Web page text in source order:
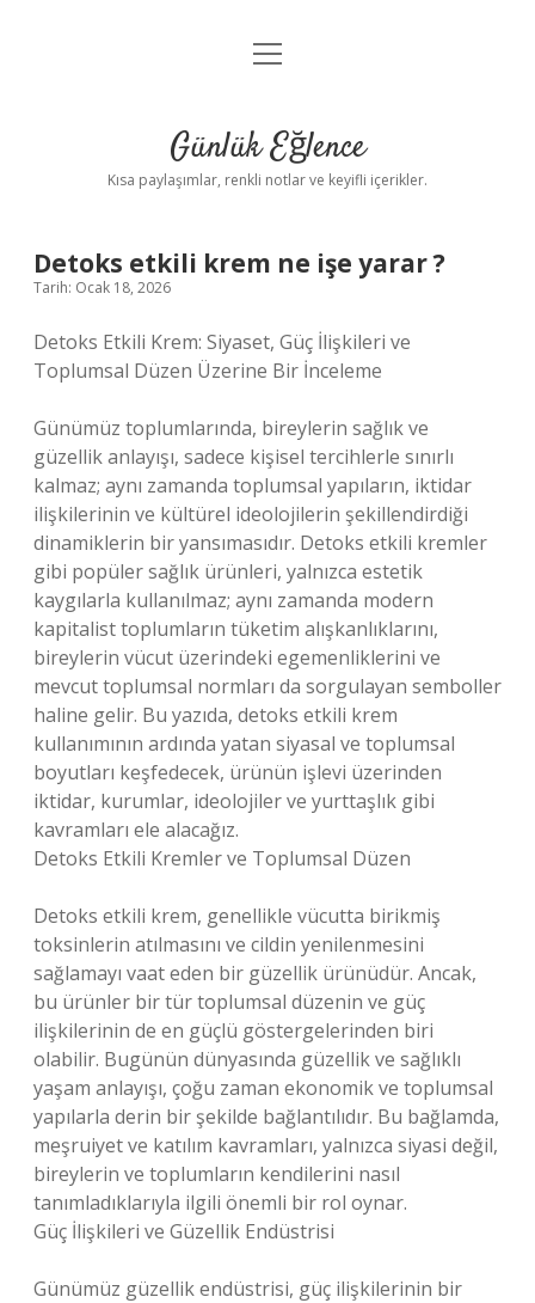
Anasayfa
Yasal Uyarı
menüyü
Günlük Eğlence
Kısa paylaşımlar, renkli notlar ve keyifli içerikler.
Detoks etkili krem ne işe yarar ?
Tarih: Ocak 18, 2026
Detoks Etkili Krem: Siyaset, Güç İlişkileri ve
Toplumsal Düzen Üzerine Bir İnceleme
Günümüz toplumlarında, bireylerin sağlık ve
güzellik anlayışı, sadece kişisel tercihlerle sınırlı
kalmaz; aynı zamanda toplumsal yapıların, iktidar
ilişkilerinin ve kültürel ideolojilerin şekillendirdiği
dinamiklerin bir yansımasıdır. Detoks etkili kremler
gibi popüler sağlık ürünleri, yalnızca estetik
kaygılarla kullanılmaz; aynı zamanda modern
kapitalist toplumların tüketim alışkanlıklarını,
bireylerin vücut üzerindeki egemenliklerini ve
mevcut toplumsal normları da sorgulayan semboller
haline gelir. Bu yazıda, detoks etkili krem
kullanımının ardında yatan siyasal ve toplumsal
boyutları keşfedecek, ürünün işlevi üzerinden
iktidar, kurumlar, ideolojiler ve yurttaşlık gibi
kavramları ele alacağız.
Detoks Etkili Kremler ve Toplumsal Düzen
Detoks etkili krem, genellikle vücutta birikmiş
toksinlerin atılmasını ve cildin yenilenmesini
sağlamayı vaat eden bir güzellik ürünüdür. Ancak,
bu ürünler bir tür toplumsal düzenin ve güç
ilişkilerinin de en güçlü göstergelerinden biri
olabilir. Bugünün dünyasında güzellik ve sağlıklı
yaşam anlayışı, çoğu zaman ekonomik ve toplumsal
yapılarla derin bir şekilde bağlantılıdır. Bu bağlamda,
meşruiyet ve katılım kavramları, yalnızca siyasi değil,
bireylerin ve toplumların kendilerini nasıl
tanımladıklarıyla ilgili önemli bir rol oynar.
Güç İlişkileri ve Güzellik Endüstrisi
Günümüz güzellik endüstrisi, güç ilişkilerinin bir